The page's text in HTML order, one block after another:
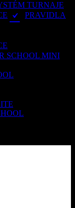
TURNAJE
PRAVIDLA
SCHOOL MINI